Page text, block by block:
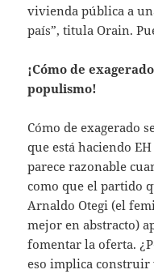
vivienda pública a
país”, titula Orain.
¡Cómo de
populismo!
Cómo de exagerado
que está haciendo
parece razonable
como que el partido
Arnaldo Otegi (el
mejor en abstracto)
fomentar la oferta.
eso implica construir